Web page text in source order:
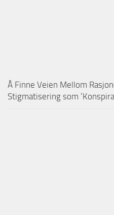
Å Finne Veien Mellom
Stigmatisering som